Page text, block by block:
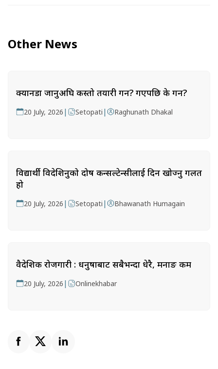
Other News
क्यानडा जानुअघि कस्तो तयारी गर्ने? गएपछि के गर्ने?
20 July, 2026 | Setopati | Raghunath Dhakal
विद्यार्थी विदेशिनुको दोष कन्सल्टेन्सीलाई दिन खोज्नु गलत
हो
20 July, 2026 | Setopati | Bhawanath Humagain
वैदेशिक रोजगारी : धनुषाबाट सबैभन्दा धेरै, मनाङ कम
20 July, 2026 | Onlinekhabar